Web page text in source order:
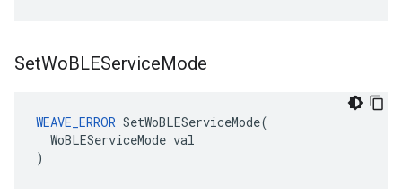
SetWoBLEServiceMode
WEAVE_ERROR SetWoBLEServiceMode(
  WoBLEServiceMode val
)